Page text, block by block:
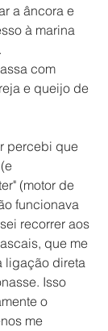
a âncora e
à marina
com
e queijo de
percebi que
(motor de
funcionava
recorrer aos
que me
ligação direta
Isso
o
me